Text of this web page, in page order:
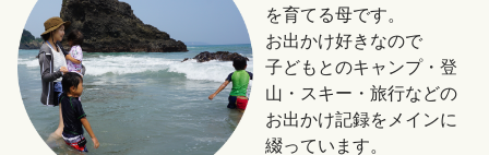
を育てる母です。
お出かけ好きなので
子どもとのキャンプ・登
山・スキー・旅行などの
お出かけ記録をメインに
綴っています。